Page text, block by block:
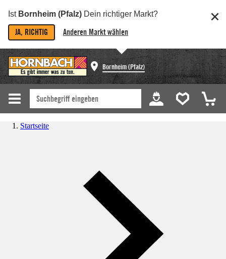
Ist Bornheim (Pfalz) Dein richtiger Markt?
JA, RICHTIG Anderen Markt wählen
Bornheim (Pfalz)
Startseite